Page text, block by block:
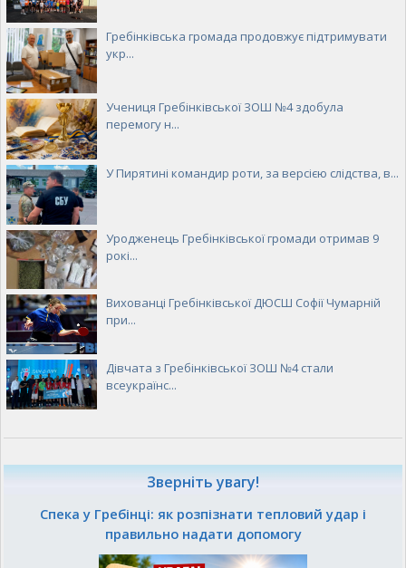
Гребінківська громада продовжує підтримувати
укр...
Учениця Гребінківської ЗОШ №4 здобула
перемогу н...
У Пирятині командир роти, за версією слідства, в...
Уродженець Гребінківської громади отримав 9
рокі...
Вихованці Гребінківської ДЮСШ Софії Чумарній
при...
Дівчата з Гребінківської ЗОШ №4 стали
всеукраїнс...
Зверніть увагу!
Спека у Гребінці: як розпізнати тепловий удар і
правильно надати допомогу